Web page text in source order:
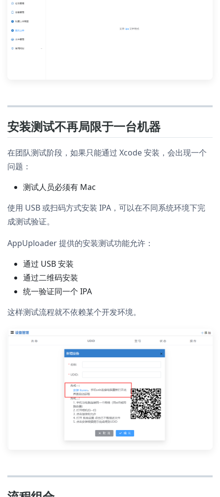
安装测试不再局限于一台机器
在团队测试阶段，如果只能通过 Xcode 安装，会出现一个
问题：
测试人员必须有 Mac
使用 USB 或扫码方式安装 IPA，可以在不同系统环境下完
成测试验证。
AppUploader 提供的安装测试功能允许：
通过 USB 安装
通过二维码安装
统一验证同一个 IPA
这样测试流程就不依赖某个开发环境。